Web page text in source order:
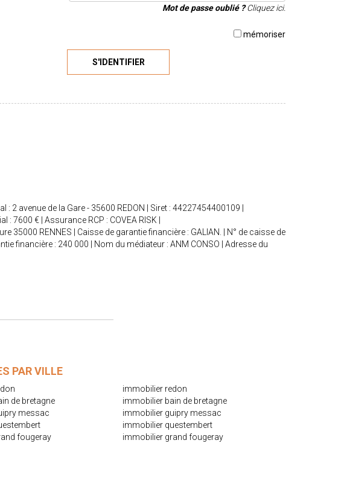
Mot de passe oublié ?Cliquez ici.
mémoriser
S'IDENTIFIER
avenue de la Gare - 35600 REDON | Siret : 44227454400109 |
7600 € | Assurance RCP : COVEA RISK |
35000 RENNES | Caisse de garantie financière : GALIAN. | N° de caisse de
financière : 240 000 | Nom du médiateur : ANM CONSO | Adresse du
PAR VILLE
de bretagne
messac
fougeray
immobilier redon
immobilier bain de bretagne
immobilier guipry messac
immobilier questembert
immobilier grand fougeray